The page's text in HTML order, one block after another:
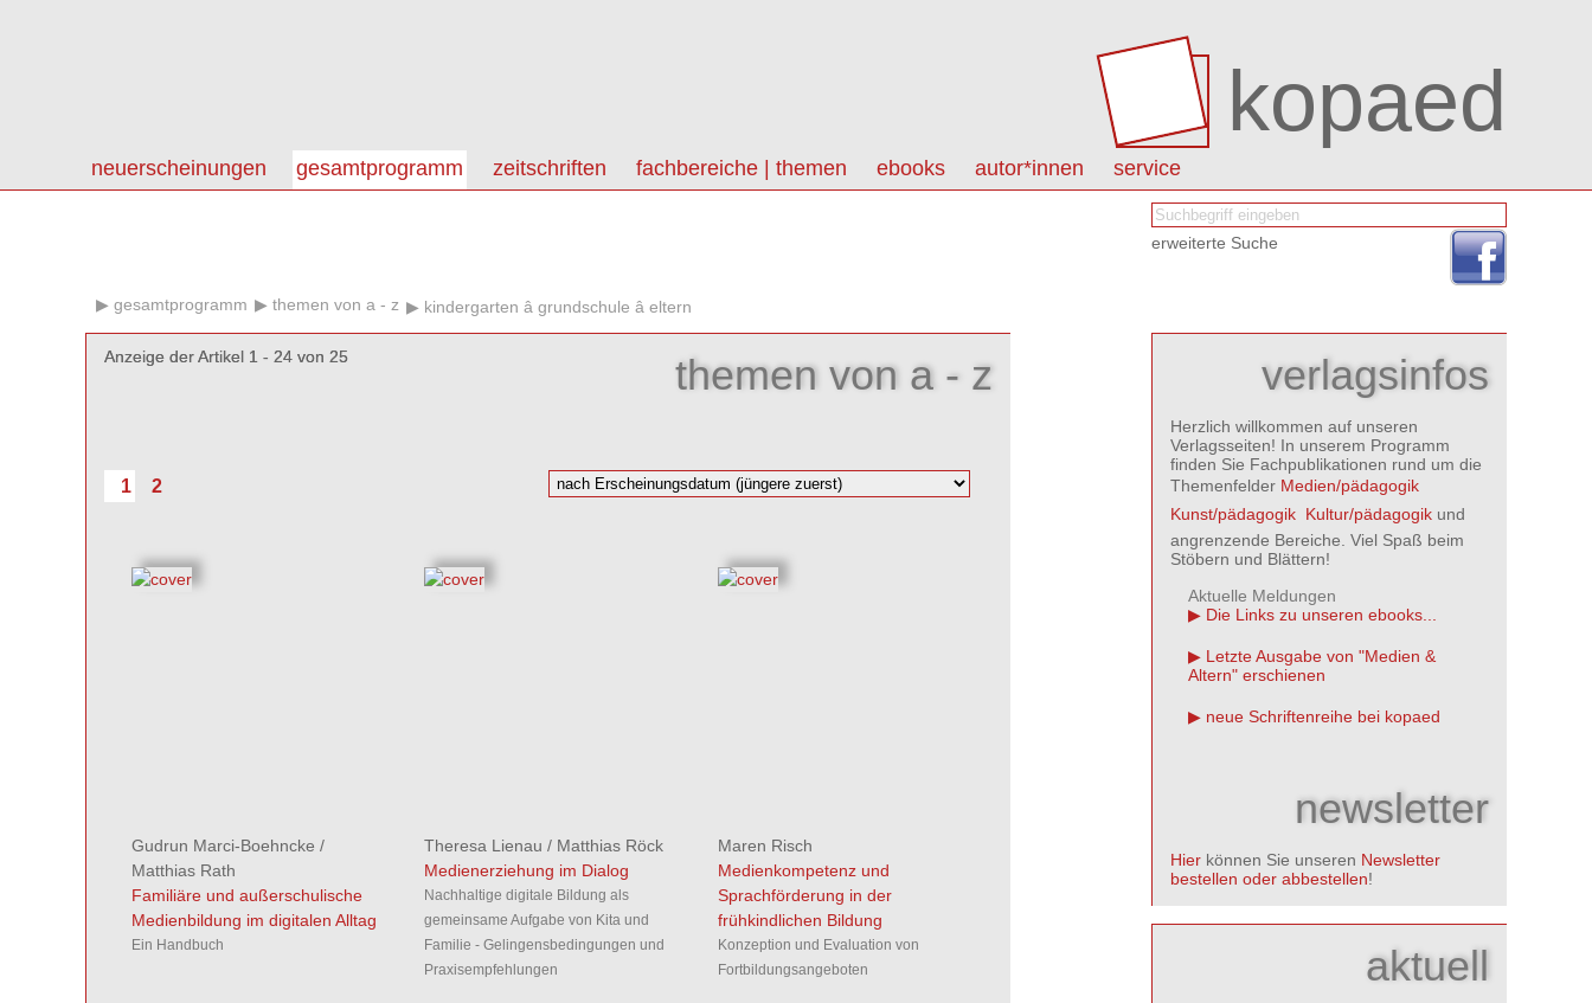
kopaed
neuerscheinungen gesamtprogramm zeitschriften fachbereiche | themen ebooks autor*innen service
erweiterte Suche
gesamtprogramm themen von a - z kindergarten â grundschule â eltern
themen von a - z
Anzeige der Artikel 1 - 24 von 25
1 2
Gudrun Marci-Boehncke /
Matthias Rath
Familiäre und außerschulische
Medienbildung im digitalen Alltag
Ein Handbuch
Theresa Lienau / Matthias Röck
Medienerziehung im Dialog
Nachhaltige digitale Bildung als
gemeinsame Aufgabe von Kita und
Familie - Gelingensbedingungen und
Praxisempfehlungen
Maren Risch
Medienkompetenz und
Sprachförderung in der
frühkindlichen Bildung
Konzeption und Evaluation von
Fortbildungsangeboten
Anzeige der Artikel 1 - 24 von 25 verlagsinfos
Herzlich willkommen auf unseren
Verlagsseiten! In unserem Programm
finden Sie Fachpublikationen rund um die
Themenfelder Medien/pädagogik
Kunst/pädagogik Kultur/pädagogik und
angrenzende Bereiche. Viel Spaß beim
Stöbern und Blättern!
Aktuelle Meldungen
Die Links zu unseren ebooks...
Letzte Ausgabe von "Medien &
Altern" erschienen
neue Schriftenreihe bei kopaed
newsletter
Hier können Sie unseren Newsletter
bestellen oder abbestellen!
aktuell